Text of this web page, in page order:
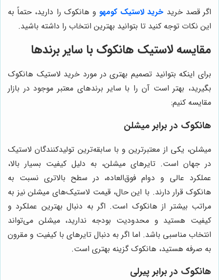
اگر قصد خرید خرید لاستیک کومهوو هانکوک را دارید، حتماً به
این نکات توجه کنید تا بتوانید بهترین انتخاب را داشته باشید.
مقایسه لاستیک هانکوک با سایر برندها
برای اینکه بتوانید تصمیم بهتری در مورد خرید لاستیک هانکوک
بگیرید، بهتر است آن را با سایر برندهای معتبر موجود در بازار
مقایسه کنیم:
هانکوک در برابر میشلن
میشلن، یکی از معتبرترین و با سابقه‌ترین تولیدکنندگان لاستیک
در جهان است. تایرهای میشلن، به دلیل کیفیت بسیار بالا،
عملکرد عالی و دوام فوق‌العاده، در سطح بالاتری نسبت به
هانکوک قرار دارند. با این حال، قیمت لاستیک‌های میشلن نیز به
مراتب بیشتر از هانکوک است. اگر به دنبال بهترین عملکرد و
کیفیت هستید و محدودیت بودجه ندارید، میشلن می‌تواند
انتخاب مناسبی باشد. اما اگر به دنبال تایرهای با کیفیت و مقرون
به صرفه هستید، هانکوک گزینه بهتری است.
هانکوک در برابر پیرلی